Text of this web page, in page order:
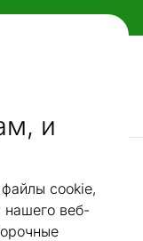
и
cookie,
нашего веб-
оплаты!